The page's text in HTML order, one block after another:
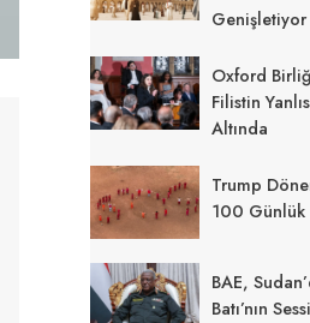
Genişletiyor
Oxford
Filistin
Altında
Trump
100 Günlük
BAE,
Batı’nın